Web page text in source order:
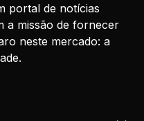
portal de notícias
a missão de fornecer
neste mercado: a